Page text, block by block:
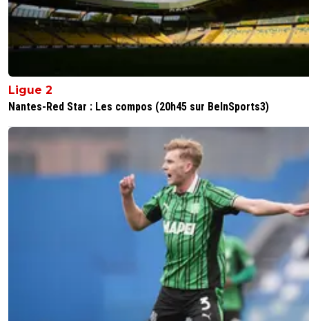
Ligue 2
Nantes-Red Star : Les compos (20h45 sur BeInSports3)